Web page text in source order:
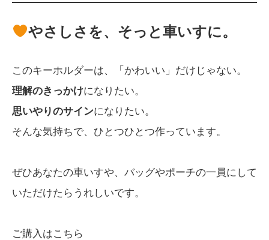
やさしさを、そっと車いすに。
このキーホルダーは、「かわいい」だけじゃない。
理解のきっかけになりたい。
思いやりのサインになりたい。
そんな気持ちで、ひとつひとつ作っています。
ぜひあなたの車いすや、バッグやポーチの一員にして
いただけたらうれしいです。
ご購入はこちら